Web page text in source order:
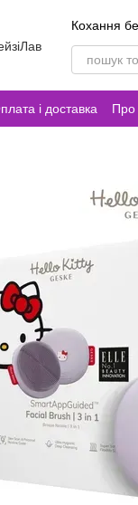
Кохання
і доставка Про
Контакти